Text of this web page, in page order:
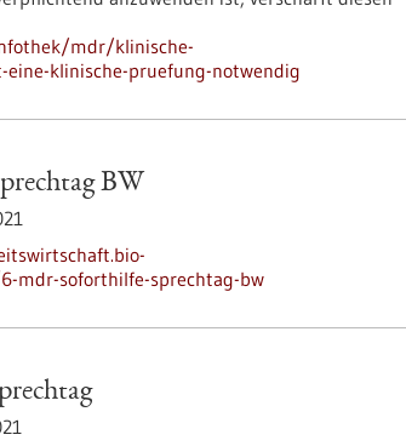
mdr/klinische-
klinische-pruefung-notwendig
BW
mdr-soforthilfe-sprechtag-bw